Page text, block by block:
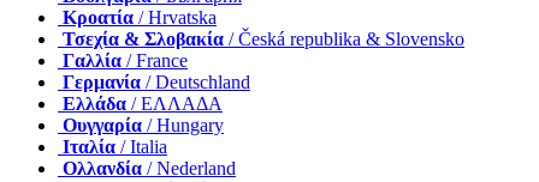
Κροατία / Hrvatska
Τσεχία & Σλοβακία / Česká republika & Slovensko
Γαλλία / France
Γερμανία / Deutschland
Ελλάδα / ΕΛΛΑΔΑ
Ουγγαρία / Hungary
Ιταλία / Italia
Ολλανδία / Nederland